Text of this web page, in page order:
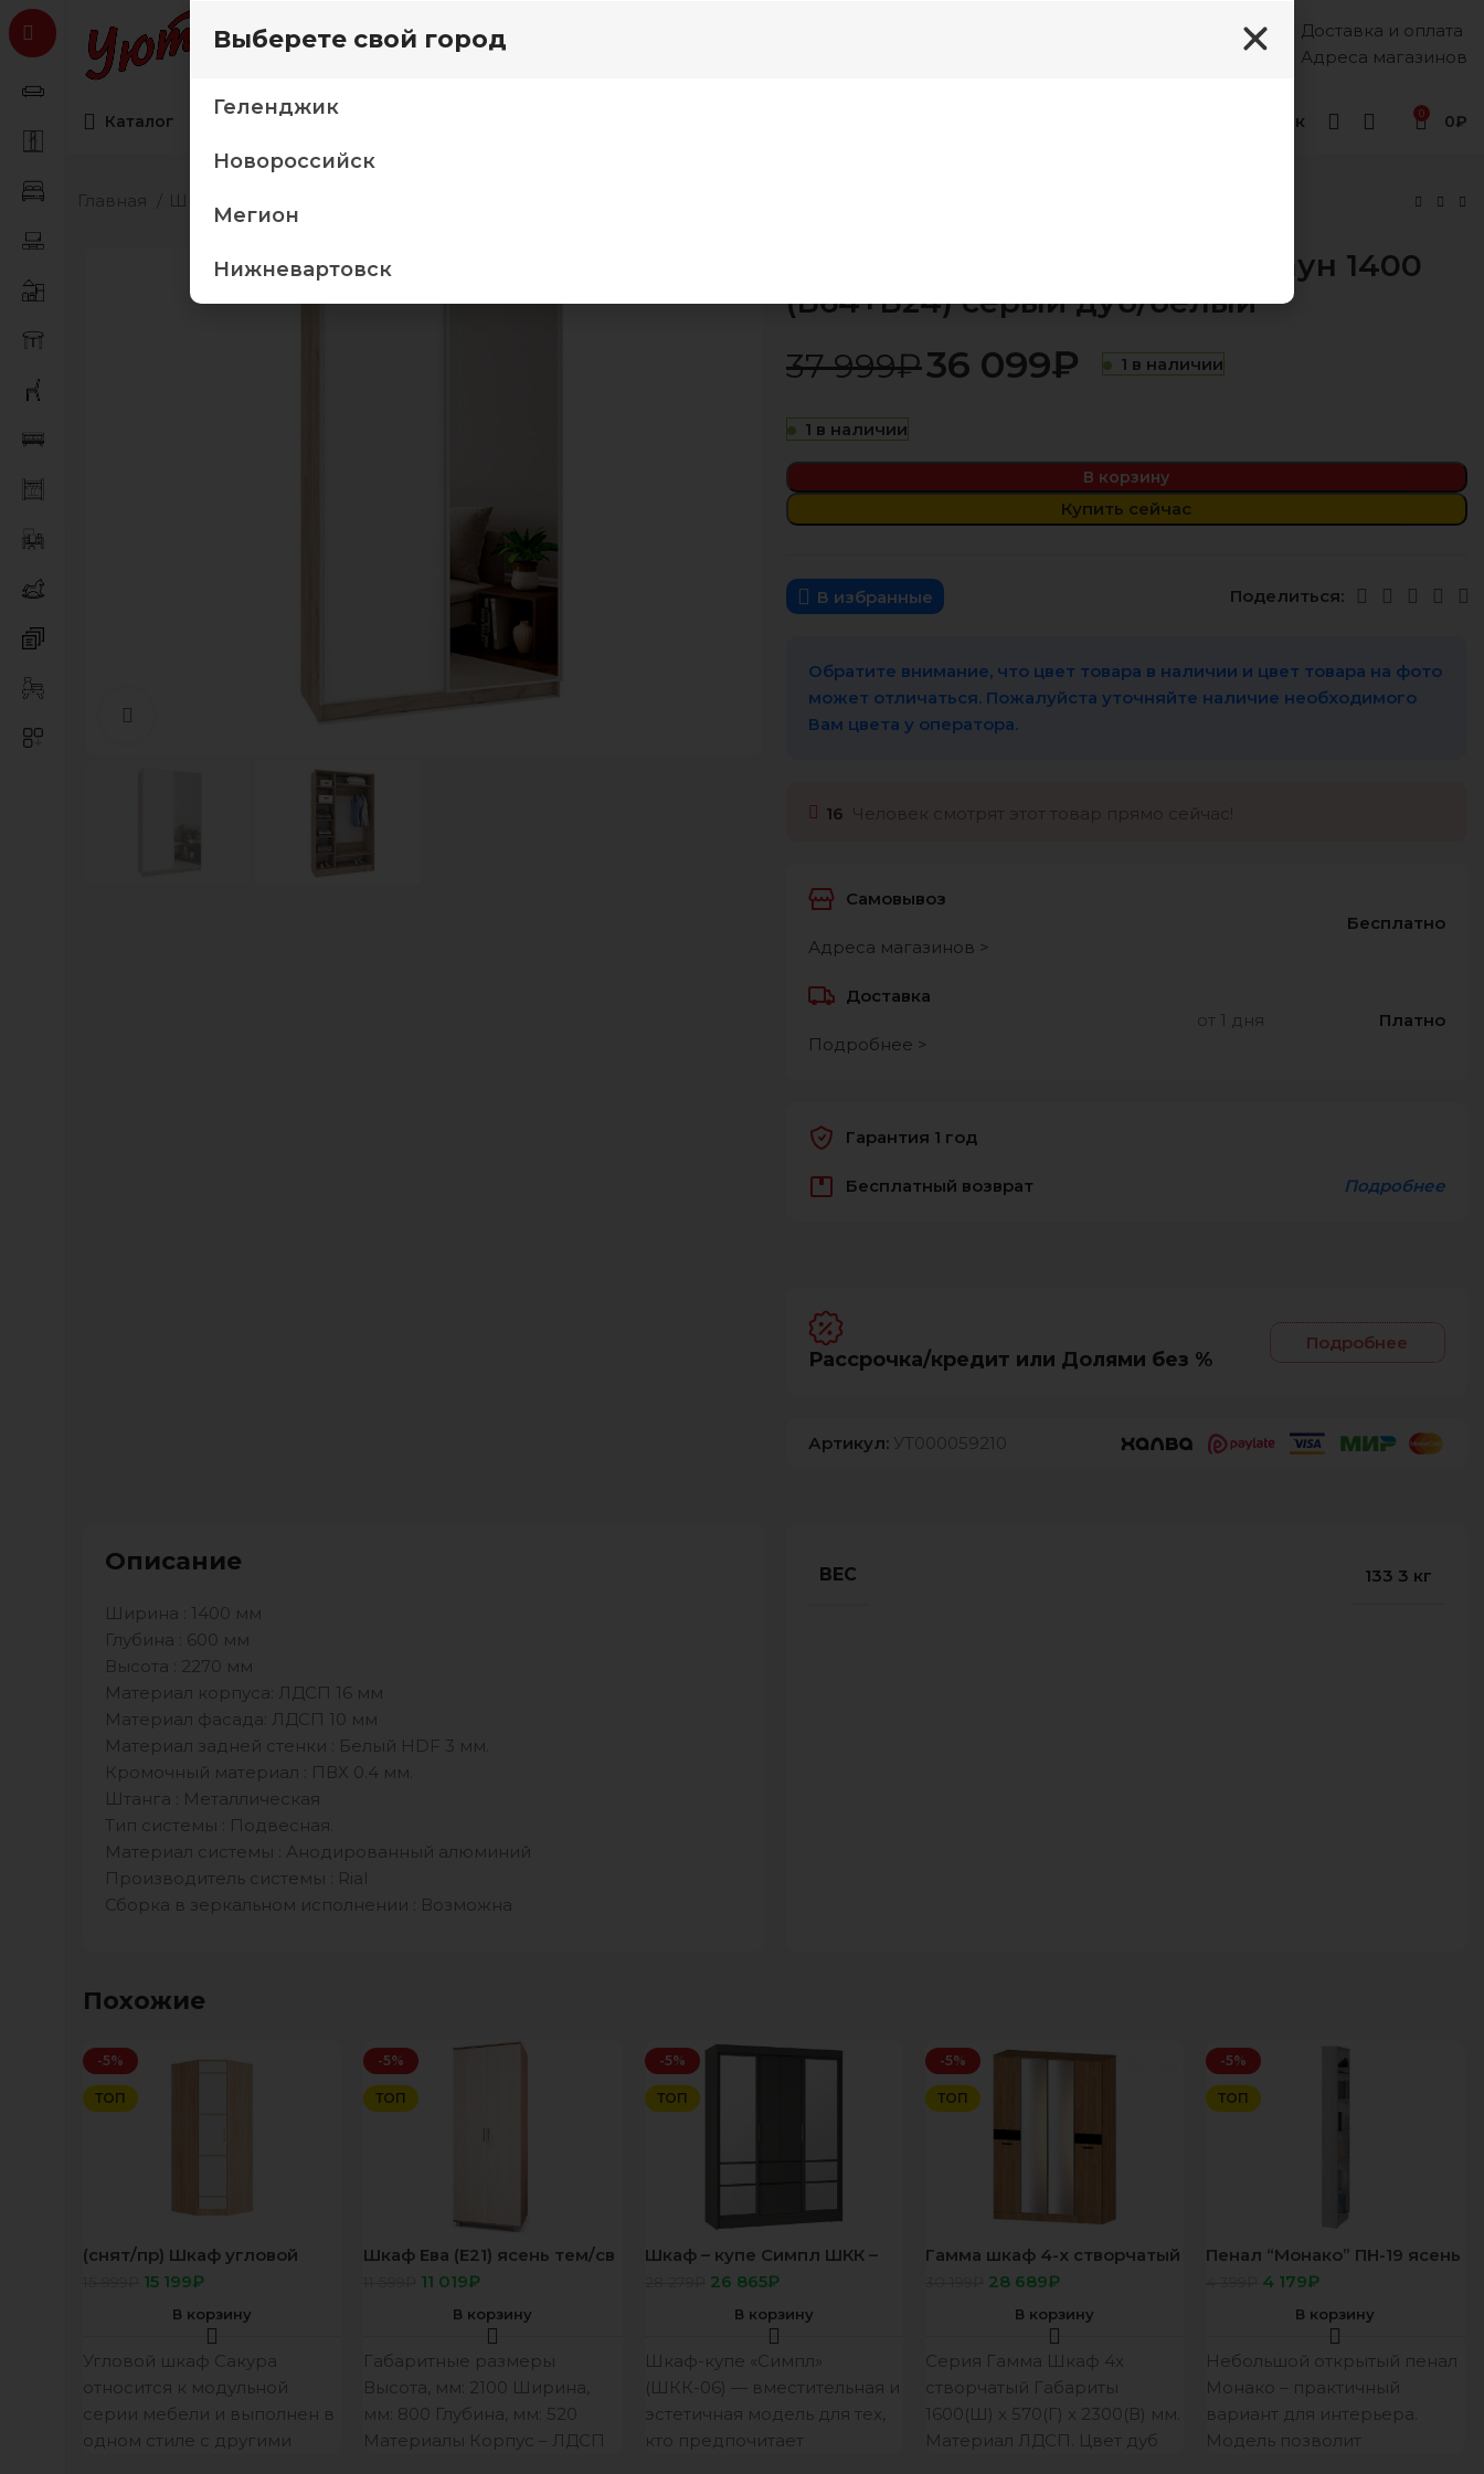
Доставка и оплата
Адреса магазинов
Каталог Коллекции мебели Геленджик 0 0₽
Главная Шкафы
Нажмите, чтобы увеличить
(снят/пр) Шкаф-купе с зер Браун 1400
(Б64+Б24) серый дуб/белый
37 999₽36 099₽ 1 в наличии
1 в наличии
В корзину
Купить сейчас
В избранные Поделиться:
Обратите внимание, что цвет товара в наличии и цвет товара на фото
может отличаться. Пожалуйста уточняйте наличие необходимого
Вам цвета у оператора.
16
Самовывоз
Адреса магазинов >
Бесплатно
Доставка
Подробнее >
от 1 дня Платно
Гарантия 1 год
Бесплатный возврат Подробнее
Рассрочка/кредит или Долями без %
Подробнее
Артикул: УТ000059210
Описание
Ширина : 1400 мм
Глубина : 600 мм
Высота : 2270 мм
Материал корпуса: ЛДСП 16 мм
Материал фасада: ЛДСП 10 мм
Материал задней стенки : Белый HDF 3 мм.
Кромочный материал : ПВХ 0.4 мм.
Штанга : Металлическая
Тип системы : Подвесная.
Материал системы : Анодированный алюминий
Производитель системы : Rial
Сборка в зеркальном исполнении : Возможна
ВЕС 133 3 кг
Похожие
-5%
ТОП
(снят/пр) Шкаф угловой
“Сакура” дуб сонома/белый
15 199₽
В корзину
Угловой шкаф Сакура
относится к модульной
серии мебели и выполнен в
одном стиле с другими
-5%
ТОП
Шкаф Ева (Е21) ясень тем/св
11 019₽
В корзину
Габаритные размеры
Высота, мм: 2100 Ширина,
мм: 800 Глубина, мм: 520
Материалы Корпус – ЛДСП
-5%
ТОП
Шкаф – купе Симпл ШКК –
06 Графит26 865₽
В корзину
Шкаф-купе «Симпл»
(ШКК-06) — вместительная и
эстетичная модель для тех,
кто предпочитает
-5%
ТОП
Гамма шкаф 4-х створчатый
дуб крафт28 689₽
В корзину
Серия Гамма Шкаф 4х
створчатый Габариты
1600(Ш) х 570(Г) х 2300(В) мм.
Материал ЛДСП. Цвет дуб
-5%
ТОП
Пенал “Монако” ПН-19 ясень
белый /F12
4 179₽
В корзину
Небольшой открытый пенал
Монако – практичный
вариант для интерьера.
Модель позволит
Выберете свой город
Геленджик
Новороссийск
Мегион
Нижневартовск